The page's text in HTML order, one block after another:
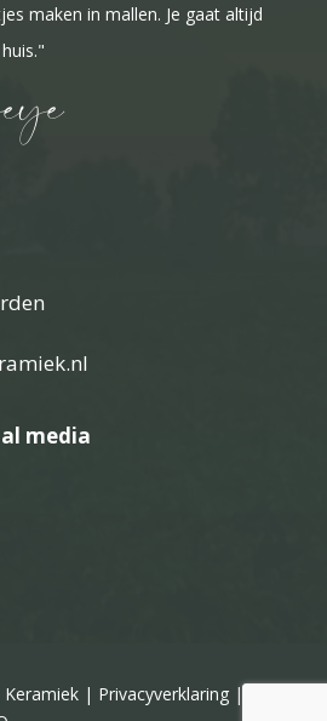
maken in mallen. Je gaat altijd
media
| Privacyverklaring|